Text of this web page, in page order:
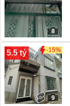
8
5.5 tỷ -15%
9